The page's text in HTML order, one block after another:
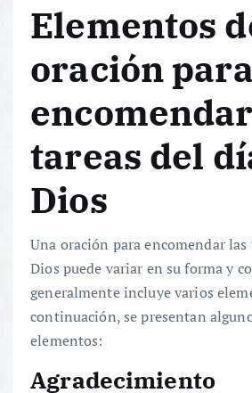
Elementos
oración para
tareas del
Dios
Una oración para encomendar las
Dios puede variar en su forma y
generalmente incluye varios
continuación, se presentan
elementos:
Agradecimiento